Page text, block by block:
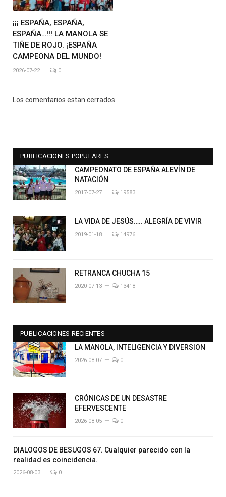
¡¡¡ ESPAÑA, ESPAÑA,
ESPAÑA…!!! LA MANOLA SE
TIÑE DE ROJO. ¡ESPAÑA
CAMPEONA DEL MUNDO!
2026-07-22 0
Los comentarios estan cerrados.
PUBLICACIONES POPULARES
CAMPEONATO DE ESPAÑA ALEVÍN DE
NATACIÓN
2017-07-27 19583
LA VIDA DE JESÚS….. ALEGRÍA DE VIVIR
2019-01-18 14976
RETRANCA CHUCHA 15
2020-07-13 13418
PUBLICACIONES RECIENTES
LA MANOLA, INTELIGENCIA Y DIVERSION
2026-08-07 0
CRÓNICAS DE UN DESASTRE
EFERVESCENTE
2026-08-05 0
DIALOGOS DE BESUGOS 67. Cualquier parecido con la
realidad es coincidencia.
2026-08-03 0